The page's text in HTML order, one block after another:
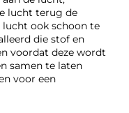
lucht terug de
ook schoon te
die stof en
voordat deze wordt
samen te laten
voor een